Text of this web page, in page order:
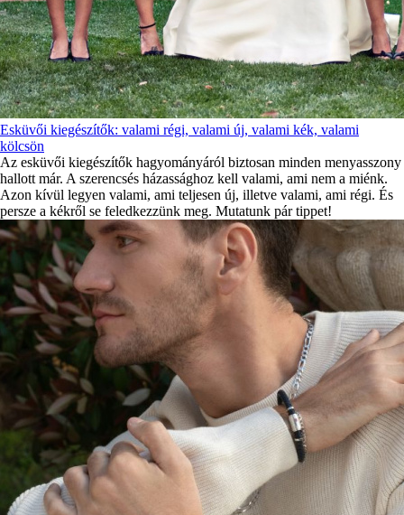
Esküvői kiegészítők: valami régi, valami új, valami kék, valami
kölcsön
Az esküvői kiegészítők hagyományáról biztosan minden menyasszony
hallott már. A szerencsés házassághoz kell valami, ami nem a miénk.
Azon kívül legyen valami, ami teljesen új, illetve valami, ami régi. És
persze a kékről se feledkezzünk meg. Mutatunk pár tippet!